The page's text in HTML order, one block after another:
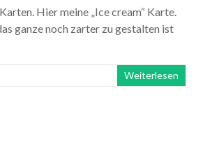
Hier meine „Ice cream“ Karte.
ganze noch zarter zu gestalten ist
Weiterlesen